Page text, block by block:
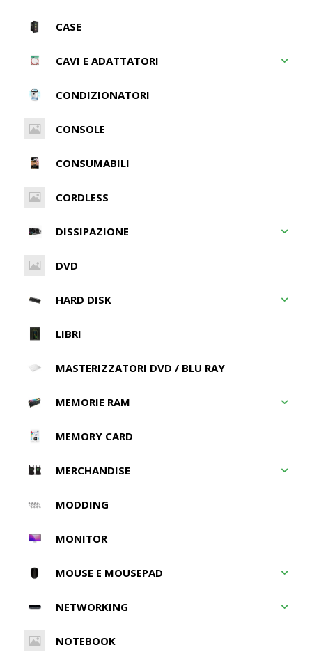
CASE
CAVI E ADATTATORI
CONDIZIONATORI
CONSOLE
CONSUMABILI
CORDLESS
DISSIPAZIONE
DVD
HARD DISK
LIBRI
MASTERIZZATORI DVD / BLU RAY
MEMORIE RAM
MEMORY CARD
MERCHANDISE
MODDING
MONITOR
MOUSE E MOUSEPAD
NETWORKING
NOTEBOOK